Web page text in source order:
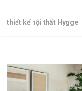
thiết kế nội thất Hygge